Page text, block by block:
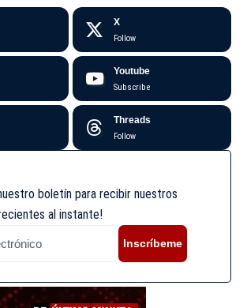
X
Follow
Youtube
Subscribe
Threads
Follow
boletín para recibir nuestros
al instante!
Inscríbeme